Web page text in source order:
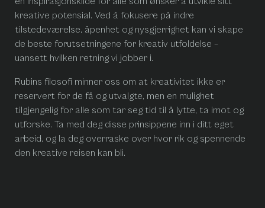
kreative potensial. Ved å fokusere på indre
tilstedeværelse, åpenhet og nysgjerrighet kan vi skape
de beste forutsetningene for kreativ utfoldelse –
uansett hvilken retning vi jobber i.
Rubins filosofi minner oss om at kreativitet ikke er
reservert for de få og utvalgte, men en mulighet
tilgjengelig for alle som tar seg tid til å lytte, ta imot og
utforske. Ta med deg disse prinsippene inn i ditt eget
arbeid, og la deg overraske over hvor rik og spennende
den kreative reisen kan bli.